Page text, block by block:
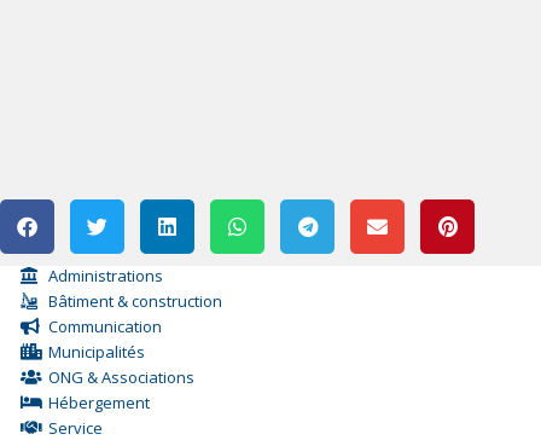
Administrations
Bâtiment & construction
Communication
Municipalités
ONG & Associations
Hébergement
Service